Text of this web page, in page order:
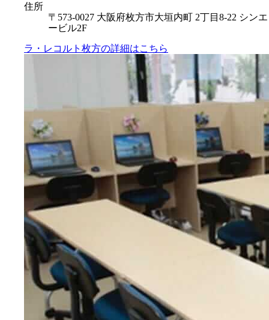
住所
〒573-0027 大阪府枚方市大垣内町 2丁目8-22 シンエ
ービル2F
ラ・レコルト枚方の詳細はこちら